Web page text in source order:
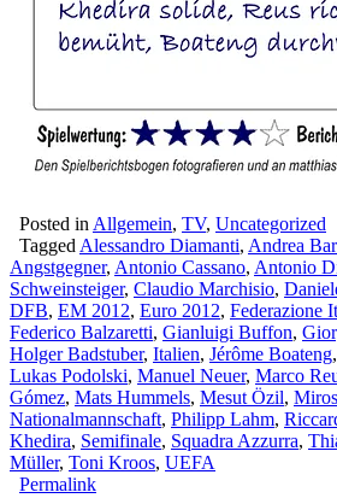
Posted in Allgemein, TV, Uncategorized
Tagged Alessandro Diamanti, Andrea
Angstgegner, Antonio Cassano, Antonio
Schweinsteiger, Claudio Marchisio,
DFB, EM 2012, Euro 2012, Federazione
Federico Balzaretti, Gianluigi Buffon,
Holger Badstuber, Italien, Jérôme Boateng,
Lukas Podolski, Manuel Neuer, Marco
Gómez, Mats Hummels, Mesut Özil,
Nationalmannschaft, Philipp Lahm,
Khedira, Semifinale, Squadra Azzurra,
Müller, Toni Kroos, UEFA
Permalink